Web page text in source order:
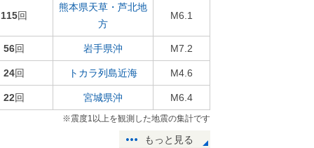
115回
熊本県天草・芦北地
方
M6.1
56回 岩手県沖 M7.2
24回 トカラ列島近海 M4.6
22回 宮城県沖 M6.4
※震度1以上を観測した地震の集計です
もっと見る